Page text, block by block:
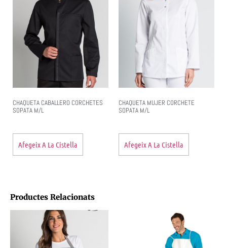
CHAQUETA CABALLERO CORCHETES
SOPATA M/L
Afegeix A La Cistella
CHAQUETA MUJER CORCHETE
SOPATA M/L
Afegeix A La Cistella
Productes Relacionats